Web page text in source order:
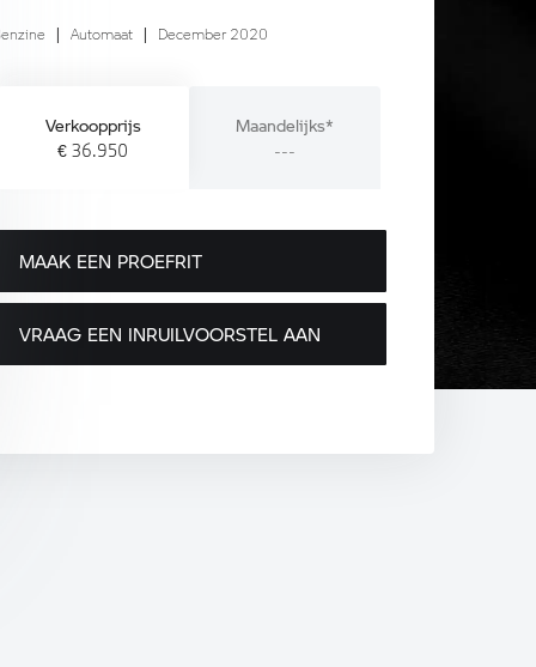
| Automaat | December 2020
Verkoopprijs
€ 36.950
Maandelijks*
---
MAAK EEN PROEFRIT
VRAAG EEN INRUILVOORSTEL AAN